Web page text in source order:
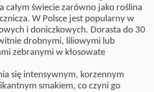
całym świecie zarówno jako roślina
W Polsce jest popularny w
i doniczkowych. Dorasta do 30
drobnymi, liliowymi lub
zebranymi w kłosowate
się intensywnym, korzennym
smakiem, co czyni go